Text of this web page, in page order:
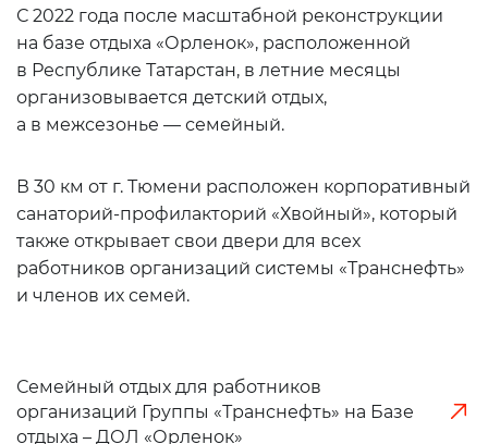
С 2022 года после масштабной реконструкции
на базе отдыха «Орленок», расположенной
в Республике Татарстан, в летние месяцы
организовывается детский отдых,
а в межсезонье — семейный.
В 30 км от г. Тюмени расположен корпоративный
санаторий-профилакторий «Хвойный», который
также открывает свои двери для всех
работников организаций системы «Транснефть»
и членов их семей.
Семейный отдых для работников
организаций Группы «Транснефть» на Базе
отдыха – ДОЛ «Орленок»